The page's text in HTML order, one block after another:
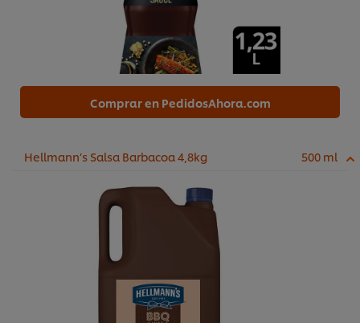
Comprar en PedidosAhora.com
Hellmann’s Salsa Barbacoa 4,8kg 500 ml